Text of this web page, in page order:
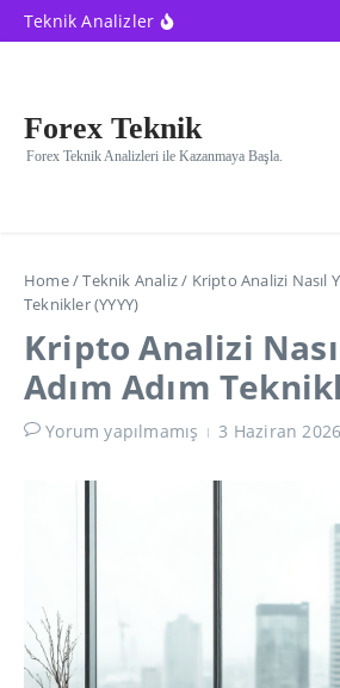
İçeriğe atla
Teknik Analizler
Forex Teknik
Forex Teknik Analizleri ile Kazanmaya Başla.
Home/Teknik Analiz/ Kripto Analizi Nasıl
Teknikler (YYYY)
Kripto Analizi
Adım Adım
Yorum yapılmamış 3 Haziran 2026